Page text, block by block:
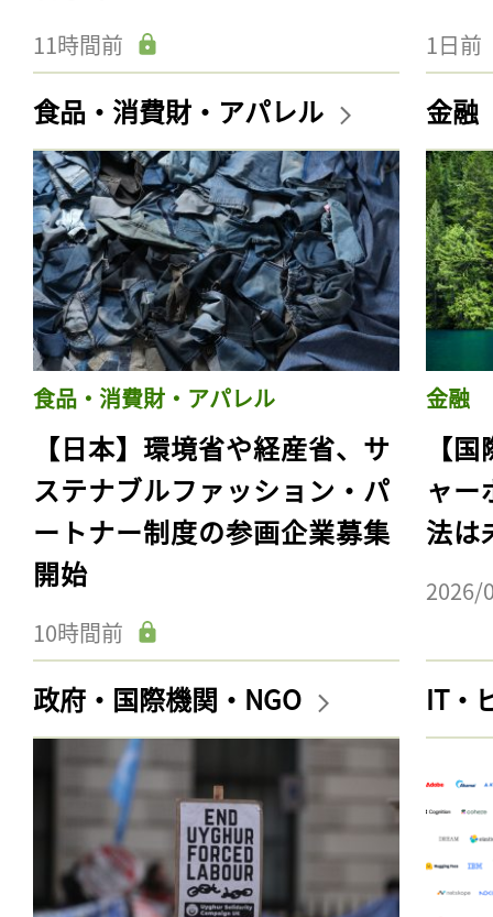
11時間前 1日前
食品・消費財・アパレル
食品・消費財・アパレル
【日本】環境省や経産省、サ
ステナブルファッション・パ
ートナー制度の参画企業募集
開始
10時間前
金融
金融
【
ャー
法は
2026/
政府・国際機関・NGO IT・